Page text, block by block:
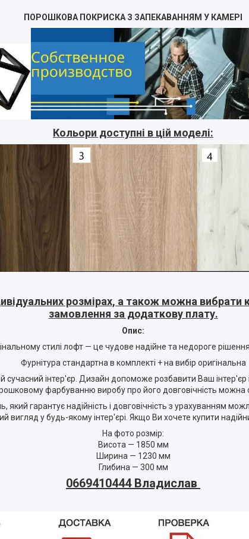
ПОРОШКОВА ПОКРИСКА З ЗАПЕКАВАННЯМ У КАМЕРІ
Кольори доступні в цій моделі:
розмірах, а також можна вибрати
замовлення за додаткову плату.
Опис:
стилі лофт — це чудове надійне та недороге
Фурнітура стандартна в комплекті + на вибір оригінальна
інтер'єр. Дизайн допоможе розбавити Ваш інтер'єр
фарбуванню виробу про його довговічність можна
гарантує надійність і довговічність з урахуванням
у будь-якому інтер'єрі. Якщо Ви хочете купити
На фото розмір:
Висота — 1850 мм
Ширина — 1230 мм
Глибина — 300 мм
0669410444 Владислав